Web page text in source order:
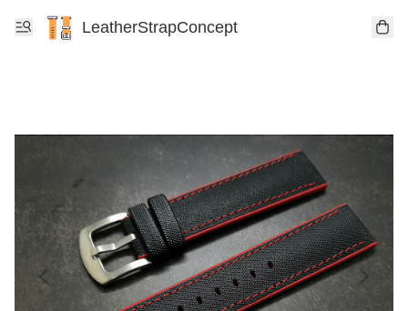
LeatherStrapConcept